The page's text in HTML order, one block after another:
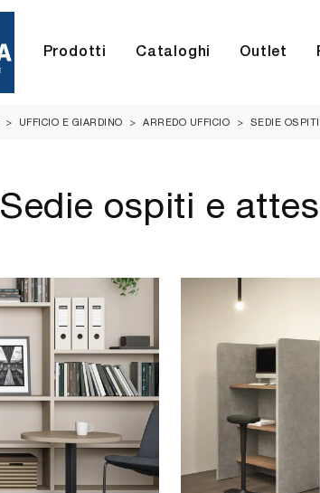
Prodotti Cataloghi Outlet
> UFFICIO E GIARDINO > ARREDO UFFICIO > SEDIE
Sedie ospiti e